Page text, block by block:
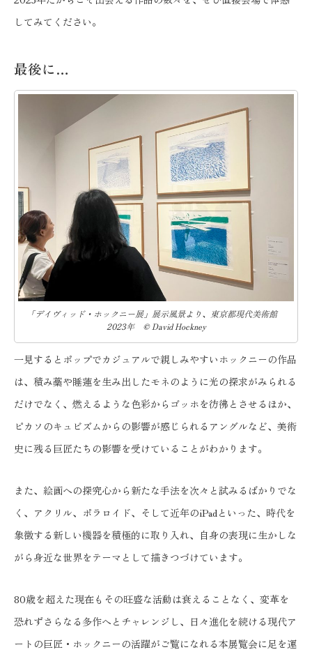
してみてください。
最後に…
「デイヴィッド・ホックニー展」展示風景より、東京都現代美術館
2023年 © David Hockney
一見するとポップでカジュアルで親しみやすいホックニーの作品
は、積み藁や睡蓮を生み出したモネのように光の探求がみられる
だけでなく、燃えるような色彩からゴッホを彷彿とさせるほか、
ピカソのキュビズムからの影響が感じられるアングルなど、美術
史に残る巨匠たちの影響を受けていることがわかります。
また、絵画への探究心から新たな手法を次々と試みるばかりでな
く、アクリル、ポラロイド、そして近年のiPadといった、時代を
象徴する新しい機器を積極的に取り入れ、自身の表現に生かしな
がら身近な世界をテーマとして描きつづけています。
80歳を超えた現在もその旺盛な活動は衰えることなく、変革を
恐れずさらなる多作へとチャレンジし、日々進化を続ける現代ア
ートの巨匠・ホックニーの活躍がご覧になれる本展覧会に足を運